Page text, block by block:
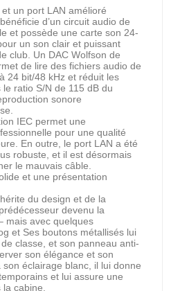
un port LAN amélioré
bénéficie d’un circuit audio de
et possède une carte son 24-
un son clair et puissant
club. Un DAC Wolfson de
de lire des fichiers audio de
24 bit/48 kHz et réduit les
ratio S/N de 115 dB du
sonore
IEC permet une
pour une qualité
En outre, le port LAN a été
robuste, et il est désormais
le mauvais câble.
et une présentation
hérite du design et de la
devenu la
mais avec quelques
et Ses boutons métallisés lui
classe, et son panneau anti-
son élégance et son
éclairage blanc, il lui donne
et lui assure une
cabine.